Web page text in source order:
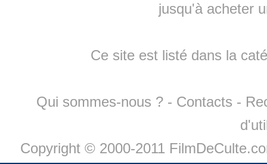
jusqu'à acheter
Ce site est listé dans la
Qui sommes-nous ? - Contacts -
Copyright © 2000-2011